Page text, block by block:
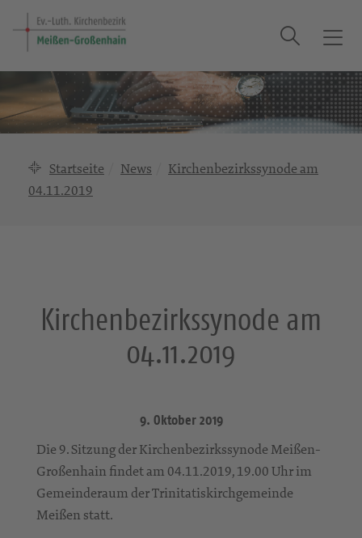
T
g
g
l
Suche
Startseite News
Kirchenbezirkssynode am
04.11.2019
Kirchenbezirkssynode am
04.11.2019
9. Oktober 2019
Die 9. Sitzung der Kirchenbezirkssynode Meißen-
Großenhain findet am 04.11.2019, 19.00 Uhr im
Gemeinderaum der Trinitatiskirchgemeinde
Meißen statt.